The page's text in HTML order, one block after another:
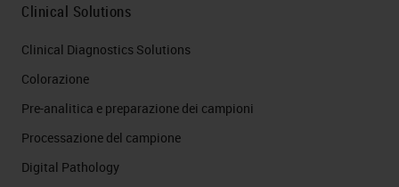
Clinical Solutions
Clinical Diagnostics Solutions
Colorazione
Pre-analitica e preparazione dei campioni
Processazione del campione
Digital Pathology